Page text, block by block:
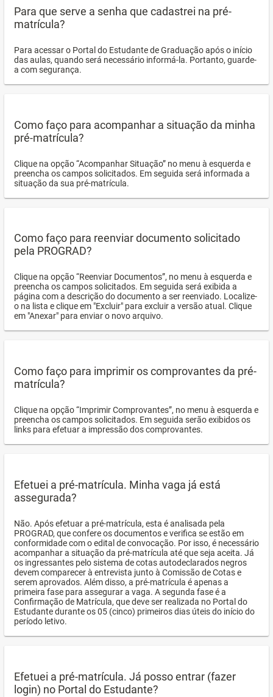
Para que serve a senha que cadastrei na pré-
matrícula?
Para acessar o Portal do Estudante de Graduação após o início
das aulas, quando será necessário informá-la. Portanto, guarde-
a com segurança.
Como faço para acompanhar a situação da minha
pré-matrícula?
Clique na opção “Acompanhar Situação” no menu à esquerda e
preencha os campos solicitados. Em seguida será informada a
situação da sua pré-matrícula.
Como faço para reenviar documento solicitado
pela PROGRAD?
Clique na opção “Reenviar Documentos”, no menu à esquerda e
preencha os campos solicitados. Em seguida será exibida a
página com a descrição do documento a ser reenviado. Localize-
o na lista e clique em "Excluir" para excluir a versão atual. Clique
em "Anexar" para enviar o novo arquivo.
Como faço para imprimir os comprovantes da pré-
matrícula?
Clique na opção “Imprimir Comprovantes”, no menu à esquerda e
preencha os campos solicitados. Em seguida serão exibidos os
links para efetuar a impressão dos comprovantes.
Efetuei a pré-matrícula. Minha vaga já está
assegurada?
Não. Após efetuar a pré-matrícula, esta é analisada pela
PROGRAD, que confere os documentos e verifica se estão em
conformidade com o edital de convocação. Por isso, é necessário
acompanhar a situação da pré-matrícula até que seja aceita. Já
os ingressantes pelo sistema de cotas autodeclarados negros
devem comparecer à entrevista junto à Comissão de Cotas e
serem aprovados. Além disso, a pré-matrícula é apenas a
primeira fase para assegurar a vaga. A segunda fase é a
Confirmação de Matrícula, que deve ser realizada no Portal do
Estudante durante os 05 (cinco) primeiros dias úteis do início do
período letivo.
Efetuei a pré-matrícula. Já posso entrar (fazer
login) no Portal do Estudante?